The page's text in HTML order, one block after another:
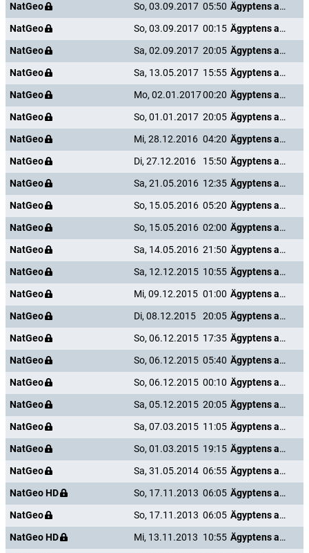
NatGeo
So, 03.09.2017 05:50
Ägyptens antike Unterwelt
NatGeo
So, 03.09.2017 00:15
Ägyptens antike Unterwelt
NatGeo
Sa, 02.09.2017 20:05
Ägyptens antike Unterwelt
NatGeo
Sa, 13.05.2017 15:55
Ägyptens antike Unterwelt
NatGeo
Mo, 02.01.201700:20
Ägyptens antike Unterwelt
NatGeo
So, 01.01.2017 20:05
Ägyptens antike Unterwelt
NatGeo
Mi, 28.12.2016 04:20
Ägyptens antike Unterwelt
NatGeo
Di, 27.12.2016 15:50
Ägyptens antike Unterwelt
NatGeo
Sa, 21.05.2016 12:35
Ägyptens antike Unterwelt
NatGeo
So, 15.05.2016 05:20
Ägyptens antike Unterwelt
NatGeo
So, 15.05.2016 02:00
Ägyptens antike Unterwelt
NatGeo
Sa, 14.05.2016 21:50
Ägyptens antike Unterwelt
NatGeo
Sa, 12.12.2015 10:55
Ägyptens antike Unterwelt
NatGeo
Mi, 09.12.2015 01:00
Ägyptens antike Unterwelt
NatGeo
Di, 08.12.2015 20:05
Ägyptens antike Unterwelt
NatGeo
So, 06.12.2015 17:35
Ägyptens antike Unterwelt
NatGeo
So, 06.12.2015 05:40
Ägyptens antike Unterwelt
NatGeo
So, 06.12.2015 00:10
Ägyptens antike Unterwelt
NatGeo
Sa, 05.12.2015 20:05
Ägyptens antike Unterwelt
NatGeo
Sa, 07.03.2015 11:05
Ägyptens antike Unterwelt
NatGeo
So, 01.03.2015 19:15
Ägyptens antike Unterwelt
NatGeo
Sa, 31.05.2014 06:55
Ägyptens antike Unterwelt
NatGeo HD
So, 17.11.2013 06:05
Ägyptens antike Unterwelt
NatGeo
So, 17.11.2013 06:05
Ägyptens antike Unterwelt
NatGeo HD
Mi, 13.11.2013 10:55
Ägyptens antike Unterwelt